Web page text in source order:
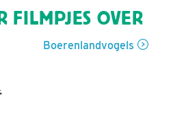
FILMPJES OVER
Boerenlandvogels